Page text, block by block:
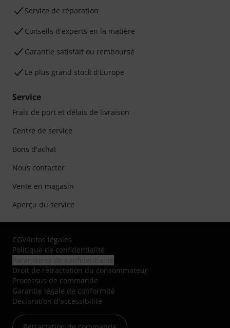
Service de réparation
Conseils d'experts en la matière
Garantie satisfait ou remboursé
Le plus grand stock d'Europe
Service
Frais de port et délais de livraison
Centre de service
Bons d'achat
Nous contacter
Vente en magasin
Aperçu du service
CGV/Infos légales
Politique de confidentialité
Droit de rétractation du consommateur
Processus de commande
Garantie légale de conformité
Déclaration d'accessibilité